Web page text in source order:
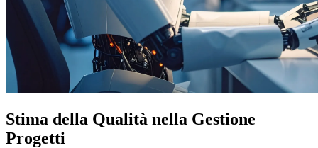
Stima della Qualità nella Gestione
Progetti